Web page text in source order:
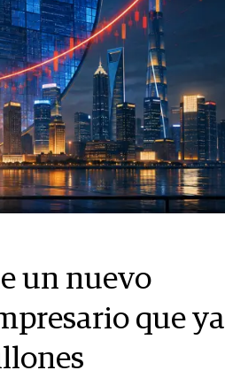
un nuevo
que ya